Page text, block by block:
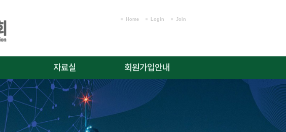
Home Login Join
자료실
연구윤리 규정
편집위원회 규정
자료/소식
회원가입안내
회원가입안내